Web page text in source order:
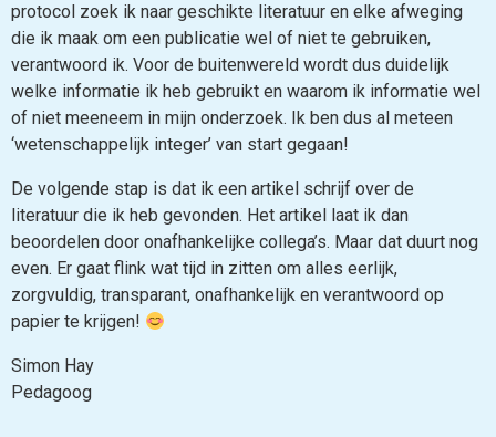
protocol zoek ik naar geschikte literatuur en elke afweging
die ik maak om een publicatie wel of niet te gebruiken,
verantwoord ik. Voor de buitenwereld wordt dus duidelijk
welke informatie ik heb gebruikt en waarom ik informatie wel
of niet meeneem in mijn onderzoek. Ik ben dus al meteen
‘wetenschappelijk integer’ van start gegaan!
De volgende stap is dat ik een artikel schrijf over de
literatuur die ik heb gevonden. Het artikel laat ik dan
beoordelen door onafhankelijke collega’s. Maar dat duurt nog
even. Er gaat flink wat tijd in zitten om alles eerlijk,
zorgvuldig, transparant, onafhankelijk en verantwoord op
papier te krijgen!
Simon Hay
Pedagoog